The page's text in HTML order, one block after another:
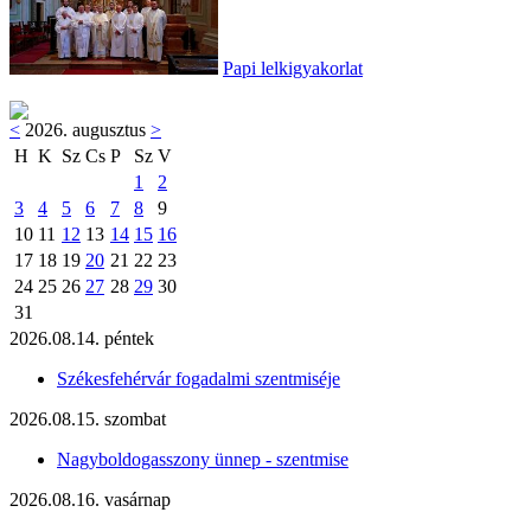
Papi lelkigyakorlat
< 2026. augusztus >
H K Sz Cs P Sz V
1
2
3
4 5 6 7 8
9
10 11 12 13 14 15 16
17 18 19 20 21 22 23
24 25 26 27 28 29 30
31
2026.08.14. péntek
Székesfehérvár fogadalmi szentmiséje
2026.08.15. szombat
Nagyboldogasszony ünnep - szentmise
2026.08.16. vasárnap